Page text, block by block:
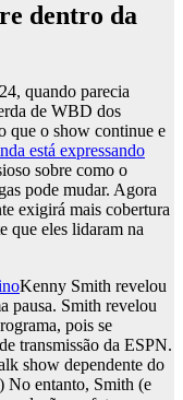
dentro da
quando parecia
de WBD dos
que o show continue e
está expressando
sobre como o
pode mudar. Agora
exigirá mais cobertura
que eles lidaram na
Kenny Smith revelou
pausa. Smith revelou
pois se
transmissão da ESPN.
show dependente do
No entanto, Smith (e